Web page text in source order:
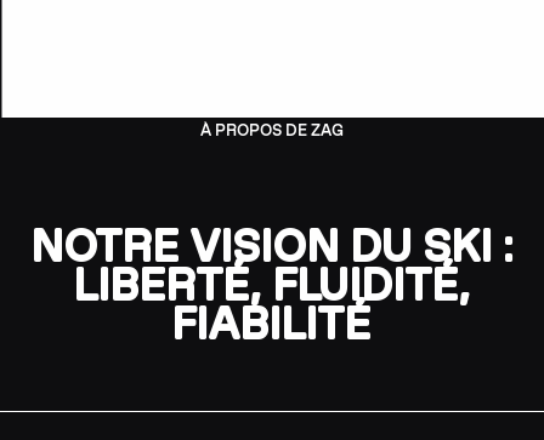
À PROPOS DE ZAG
NOTRE VISION DU SKI :
LIBERTÉ, FLUIDITÉ,
FIABILITÉ